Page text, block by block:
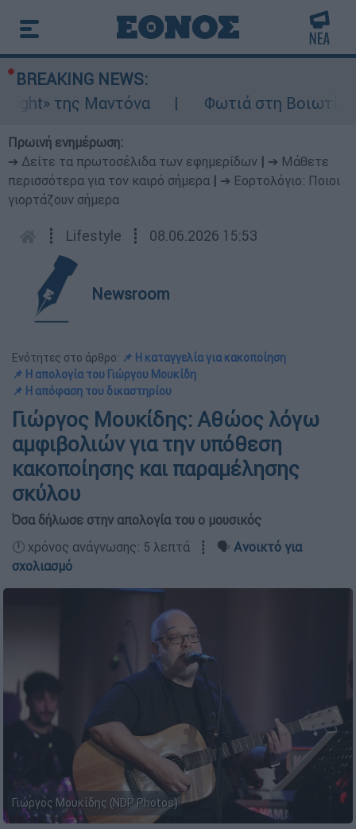
BREAKING NEWS:
της Μαντόνα
Φωτιά στη Βοιωτία: Ίση
Πρωινή ενημέρωση:
➔ Δείτε τα πρωτοσέλιδα των εφημερίδων
➔ Μάθετε
περισσότερα για τον καιρό σήμερα
➔ Εορτολόγιο: Ποιοι
γιορτάζουν σήμερα
┋ Lifestyle ┋ 08.06.2026 15:53
Newsroom
Ενότητες στο άρθρο: 📌 Η καταγγελία για κακοποίηση
📌 Η απολογία του Γιώργου Μουκίδη
📌 Η απόφαση του δικαστηρίου
Γιώργος Μουκίδης: Αθώος λόγω
αμφιβολιών για την υπόθεση
κακοποίησης και παραμέλησης
σκύλου
Όσα δήλωσε στην απολογία του ο μουσικός
🕛 χρόνος ανάγνωσης: 5 λεπτά ┋ 🗣️ Ανοικτό για
σχολιασμό
Γιώργος Μουκίδης (NDP Photos)